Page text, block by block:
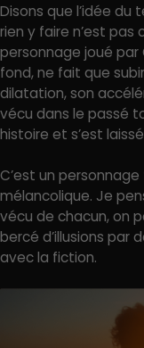
Disons que l’idée du
rien y faire n’est pas
personnage joué par
fond, ne fait que
dilatation, son
vécu dans le passé
histoire et s’est
C’est un
mélancolique. Je
vécu de chacun, on
bercé d’illusions par
avec la fiction.